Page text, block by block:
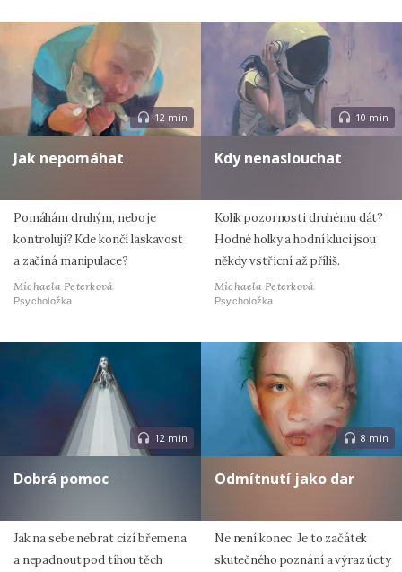
12 min
Jak nepomáhat
Pomáhám druhým, nebo je
kontroluji? Kde končí laskavost
a začíná manipulace?
Michaela Peterková
Psycholožka
10 min
Kdy nenaslouchat
Kolik pozornosti druhému dát?
Hodné holky a hodní kluci jsou
někdy vstřícní až příliš.
Michaela Peterková
Psycholožka
12 min
Dobrá pomoc
Jak na sebe nebrat cizí břemena
a nepadnout pod tíhou těch
8 min
Odmítnutí jako dar
Ne není konec. Je to začátek
skutečného poznání a výraz úcty